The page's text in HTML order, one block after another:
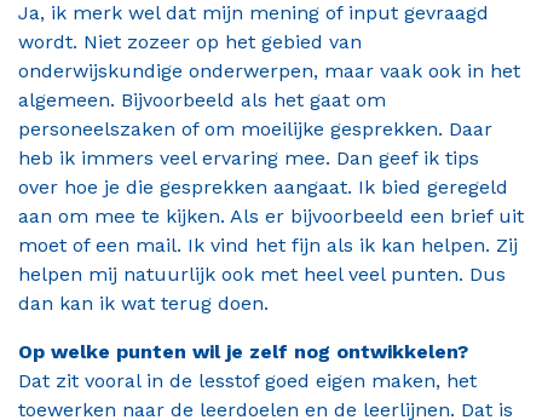
Ja, ik merk wel dat mijn mening of input gevraagd
wordt. Niet zozeer op het gebied van
onderwijskundige onderwerpen, maar vaak ook in het
algemeen. Bijvoorbeeld als het gaat om
personeelszaken of om moeilijke gesprekken. Daar
heb ik immers veel ervaring mee. Dan geef ik tips
over hoe je die gesprekken aangaat. Ik bied geregeld
aan om mee te kijken. Als er bijvoorbeeld een brief uit
moet of een mail. Ik vind het fijn als ik kan helpen. Zij
helpen mij natuurlijk ook met heel veel punten. Dus
dan kan ik wat terug doen.
Op welke punten wil je zelf nog ontwikkelen?
Dat zit vooral in de lesstof goed eigen maken, het
toewerken naar de leerdoelen en de leerlijnen. Dat is